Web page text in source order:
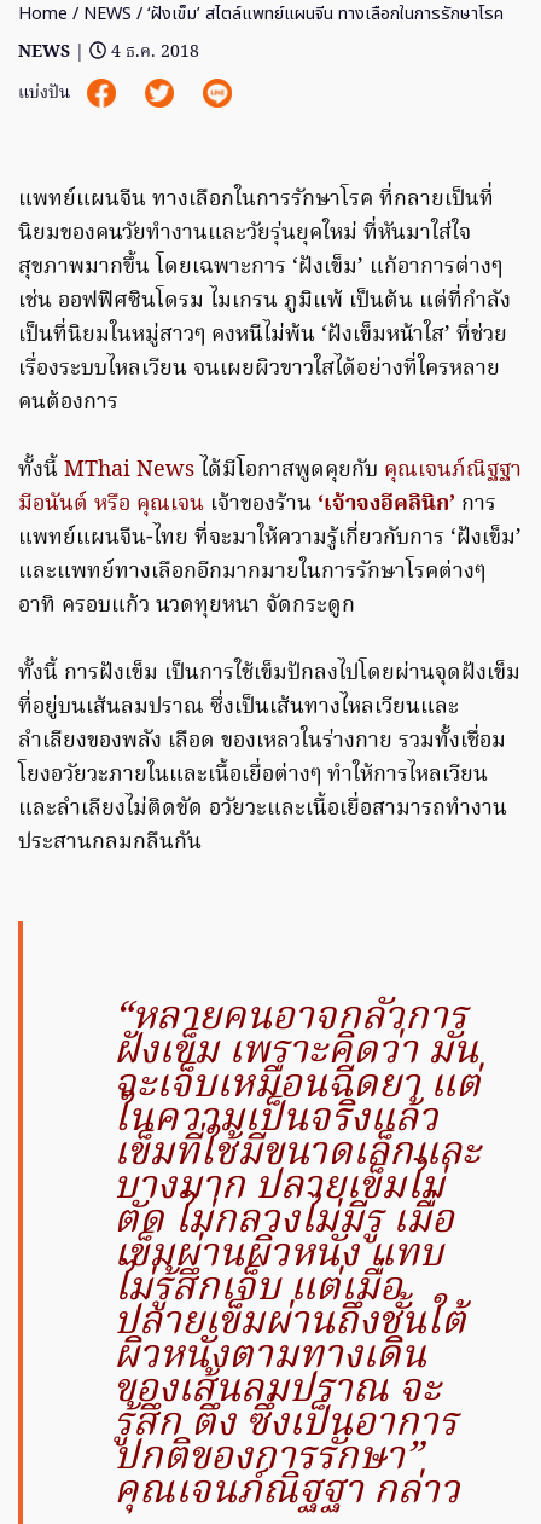
Home / NEWS / ‘ฝังเข็ม’ สไตล์แพทย์แผนจีน ทางเลือกในการรักษาโรค
NEWS |
4 ธ.ค. 2018
แบ่งปัน
แพทย์แผนจีน ทางเลือกในการรักษาโรค ที่กลายเป็นที่
นิยมของคนวัยทำงานและวัยรุ่นยุคใหม่ ที่หันมาใส่ใจ
สุขภาพมากขึ้น โดยเฉพาะการ ‘ฝังเข็ม’ แก้อาการต่างๆ
เช่น ออฟฟิศซินโดรม ไมเกรน ภูมิแพ้ เป็นต้น แต่ที่กำลัง
เป็นที่นิยมในหมู่สาวๆ คงหนีไม่พ้น ‘ฝังเข็มหน้าใส’ ที่ช่วย
เรื่องระบบไหลเวียน จนเผยผิวขาวใสได้อย่างที่ใครหลาย
คนต้องการ
ทั้งนี้MThai News ได้มีโอกาสพูดคุยกับ คุณเจนภ์ณิฐฐา
มีอนันต์ หรือ คุณเจน เจ้าของร้าน ‘เจ้าจงอีคลินิก’ การ
แพทย์แผนจีน-ไทย ที่จะมาให้ความรู้เกี่ยวกับการ ‘ฝังเข็ม’
และแพทย์ทางเลือกอีกมากมายในการรักษาโรคต่างๆ
อาทิ ครอบแก้ว นวดทุยหนา จัดกระดูก
ทั้งนี้ การฝังเข็ม เป็นการใช้เข็มปักลงไปโดยผ่านจุดฝังเข็ม
ที่อยู่บนเส้นลมปราณ ซึ่งเป็นเส้นทางไหลเวียนและ
ลำเลียงของพลัง เลือด ของเหลวในร่างกาย รวมทั้งเชื่อม
โยงอวัยวะภายในและเนื้อเยื่อต่างๆ ทำให้การไหลเวียน
และลำเลียงไม่ติดขัด อวัยวะและเนื้อเยื่อสามารถทำงาน
ประสานกลมกลืนกัน
“หลายคนอาจกลัวการ
ฝังเข็ม เพราะคิดว่า มัน
จะเจ็บเหมือนฉีดยา แต่
ในความเป็นจริงแล้ว
เข็มที่ใช้มีขนาดเล็กและ
บางมาก ปลายเข็มไม่
ตัด ไม่กลวงไม่มีรู เมื่อ
เข็มผ่านผิวหนัง แทบ
ไม่รู้สึกเจ็บ แต่เมื่อ
ปลายเข็มผ่านถึงชั้นใต้
ผิวหนังตามทางเดิน
ของเส้นลมปราณ จะ
รู้สึก ตึง ซึ่งเป็นอาการ
ปกติของการรักษา”
คุณเจนภ์ณิฐฐา กล่าว